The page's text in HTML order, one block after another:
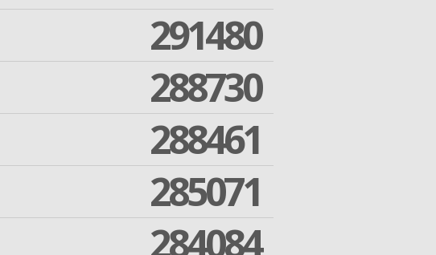
291480
288730
288461
285071
284084